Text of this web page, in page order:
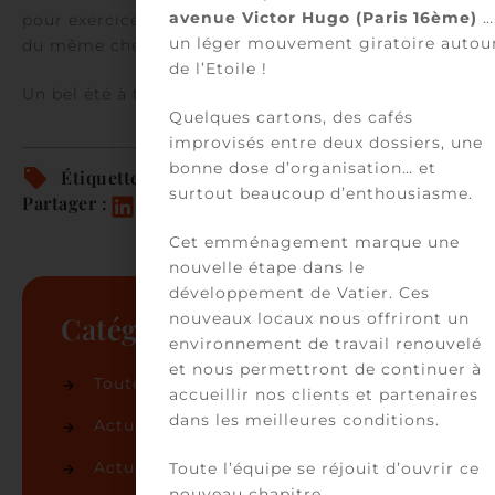
pour exercice illégale de la médecine et complicité
du même chef.
Un bel été à tous … avec ou sans poil !
Étiquettes :
Partager :
Catégories
Toutes les actualités (86)
Actualités du cabinet(50)
Actualités juridiques(36)
avenue Victor Hugo (Paris 16ème) …
un léger mouvement giratoire
de l’Etoile !
Quelques cartons, des cafés
improvisés entre deux dossiers, une
bonne dose d’organisation… et
surtout beaucoup d’enthousiasme.
Cet emménagement marque une
nouvelle étape dans le
développement de Vatier. Ces
nouveaux locaux nous offriront un
environnement de travail renouvelé
et nous permettront de continuer à
accueillir nos clients et partenaires
dans les meilleures conditions.
Toute l’équipe se réjouit d’ouvrir ce